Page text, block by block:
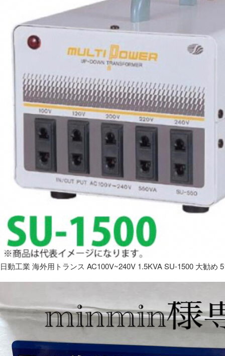
日動工業 海外用トランス AC100V~240V 1.5KVA SU-1500 大勧め